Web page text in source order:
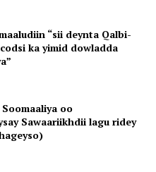
“sii deynta Qalbi-
ka yimid dowladda
oo
Sawaariikhdii lagu ridey